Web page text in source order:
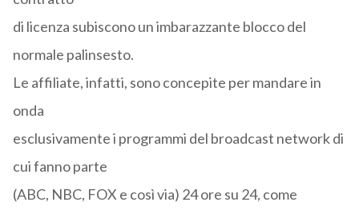
di licenza subiscono un imbarazzante blocco del
normale palinsesto.
Le affiliate, infatti, sono concepite per mandare in
onda
esclusivamente i programmi del broadcast network di
cui fanno parte
(ABC, NBC, FOX e così via) 24 ore su 24, come